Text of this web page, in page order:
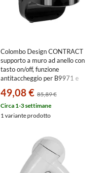
Colombo Design CONTRACT
supporto a muro ad anello con
tasto on/off, funzione
antitaccheggio per B9971 e
49,08 € 85,89 €
Circa 1-3 settimane
1 variante prodotto